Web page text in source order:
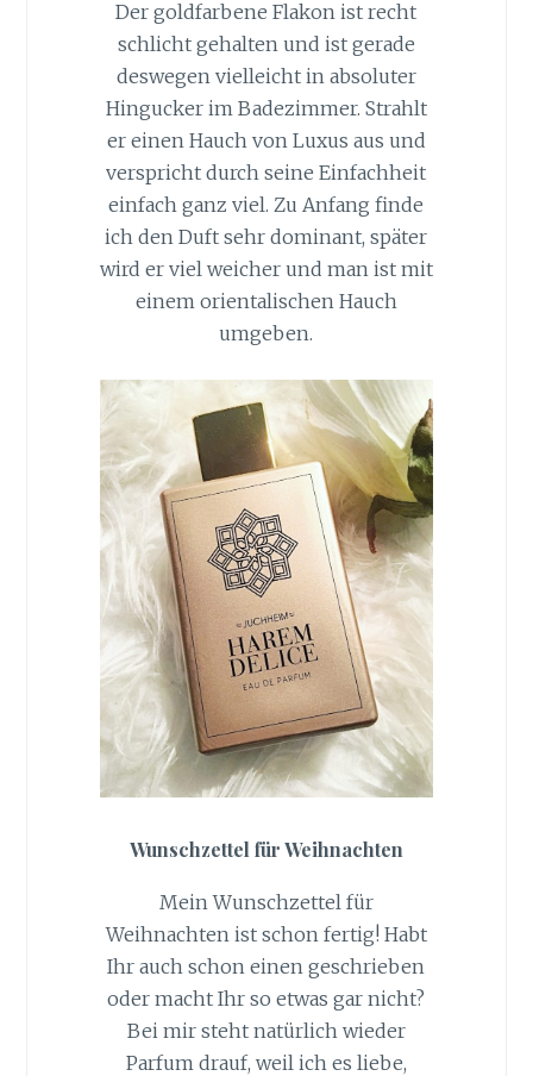
Der goldfarbene Flakon ist recht
schlicht gehalten und ist gerade
deswegen vielleicht in absoluter
Hingucker im Badezimmer. Strahlt
er einen Hauch von Luxus aus und
verspricht durch seine Einfachheit
einfach ganz viel. Zu Anfang finde
ich den Duft sehr dominant, später
wird er viel weicher und man ist mit
einem orientalischen Hauch
umgeben.
Wunschzettel für Weihnachten
Mein Wunschzettel für
Weihnachten ist schon fertig! Habt
Ihr auch schon einen geschrieben
oder macht Ihr so etwas gar nicht?
Bei mir steht natürlich wieder
Parfum drauf, weil ich es liebe,